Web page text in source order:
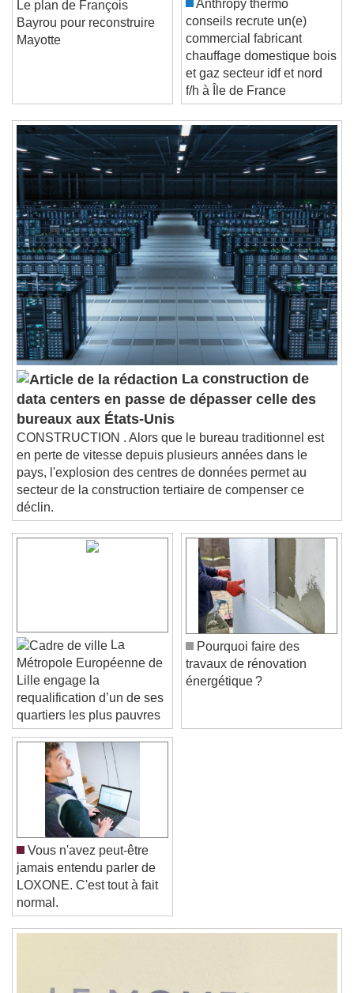
Current Time
/
Duration
Seek to live, currently behind liveLIVE
Remaining Time-0:00
1x
Playback Rate
Chapters
Chapters
Descriptions
descriptions off, selected
Subtitles
subtitles settings, opens subtitles
settings dialog
subtitles off, selected
Audio Track
Picture-in-Picture
Fullscreen
This is a modal window.
Beginning of dialog window. Escape will cancel
and close the window.
Text
Color Opacity
Color Opacity
Caption Area Background
Text Edge Style
Font Family
Reset
Done
Close Modal Dialog
End of dialog window.
Le plan de François
Bayrou pour reconstruire
Mayotte
Anthropy thermo
conseils recrute un(e)
commercial fabricant
chauffage domestique bois
et gaz secteur idf et nord
f/h à Île de France
La construction de
data centers en passe de dépasser celle des
bureaux aux États-Unis
CONSTRUCTION . Alors que le bureau traditionnel est
en perte de vitesse depuis plusieurs années dans le
pays, l'explosion des centres de données permet au
secteur de la construction tertiaire de compenser ce
déclin.
La
Métropole Européenne de
Lille engage la
requalification d’un de ses
quartiers les plus pauvres
Pourquoi faire des
travaux de rénovation
énergétique ?
Vous n'avez peut-être
jamais entendu parler de
LOXONE. C'est tout à fait
normal.